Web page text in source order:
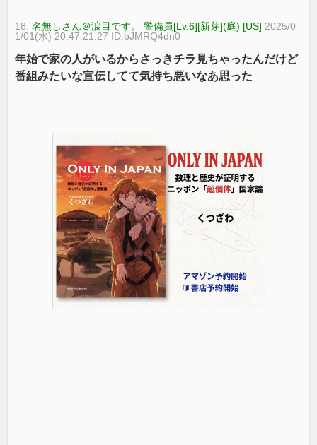
18:名無しさん＠涙目です。 警備員[Lv.6][新芽](庭) [US] 2025/0
1/01(水) 20:47:21.27 ID:bJMRQ4dn0
年始で家の人がいるからさっきチラ見ちゃったんだけど
番組みたいな宣伝してて気持ち悪いなあ思った